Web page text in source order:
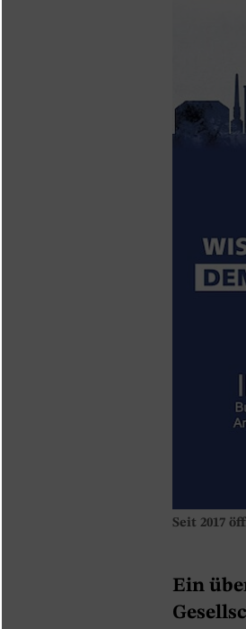
Seit 2017
Ein